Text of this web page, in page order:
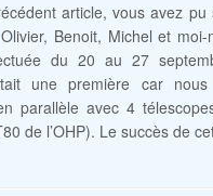
article, vous avez pu
Benoit, Michel et moi-
du 20 au 27
une première car
parallèle avec 4
de l’OHP). Le succès de